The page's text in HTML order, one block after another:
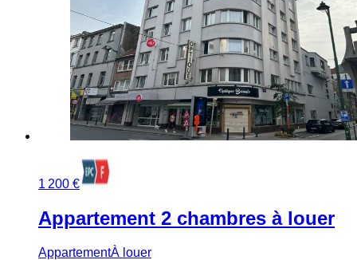
1 200 €
Appartement 2 chambres à louer
AppartementÀ louer